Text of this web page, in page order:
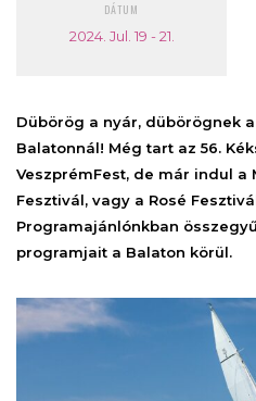
DÁTUM
2024. Jul. 19 - 21.
Dübörög a nyár, dübörögnek
Balatonnál! Még tart az 56.
VeszprémFest, de már indul a
Fesztivál, vagy a Rosé
Programajánlónkban
programjait a Balaton körül.